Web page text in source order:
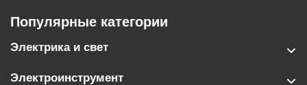
Популярные категории
Электрика и свет
Электроинструмент